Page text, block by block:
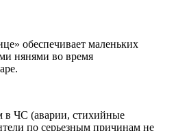
обеспечивает маленьких
нянями во время
в ЧС (аварии, стихийные
по серьезным причинам не